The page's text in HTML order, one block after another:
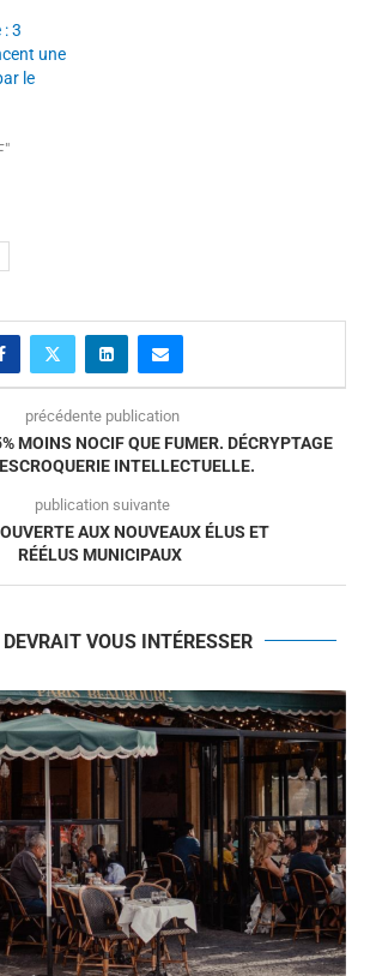
3
une
le
précédente publication
MOINS NOCIF QUE FUMER. DÉCRYPTAGE
ESCROQUERIE INTELLECTUELLE.
publication suivante
AUX NOUVEAUX ÉLUS ET
RÉÉLUS MUNICIPAUX
VOUS INTÉRESSER